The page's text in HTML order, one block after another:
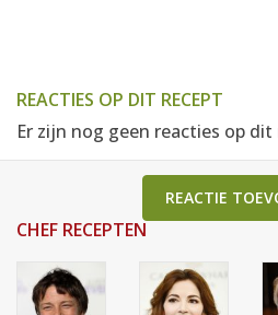
REACTIES OP DIT RECEPT
Er zijn nog geen reacties op
REACTIE
CHEF RECEPTEN